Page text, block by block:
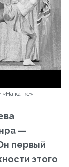
катке»
—
первый
этого